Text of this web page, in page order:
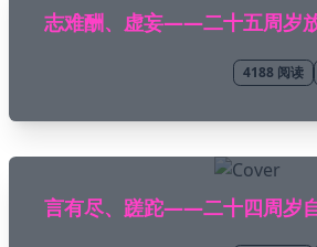
志难酬、虚妄——二十五周岁
4188 阅读
言有尽、蹉跎——二十四周岁